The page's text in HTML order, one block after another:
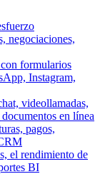
negociaciones,
formularios
Instagram,
videollamadas,
en línea
pagos,
el rendimiento de
BI